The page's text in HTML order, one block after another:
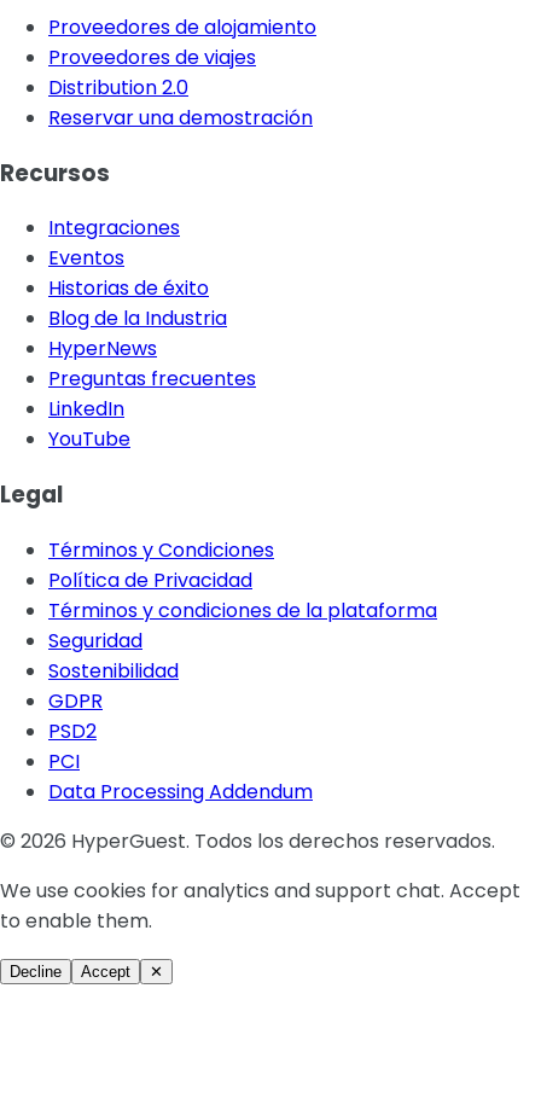
Proveedores de alojamiento
Proveedores de viajes
Distribution 2.0
Reservar una demostración
Recursos
Integraciones
Eventos
Historias de éxito
Blog de la Industria
HyperNews
Preguntas frecuentes
LinkedIn
YouTube
Legal
Términos y Condiciones
Política de Privacidad
Términos y condiciones de la plataforma
Seguridad
Sostenibilidad
GDPR
PSD2
PCI
Data Processing Addendum
© 2026 HyperGuest. Todos los derechos reservados.
We use cookies for analytics and support chat. Accept
to enable them.
Decline Accept ✕